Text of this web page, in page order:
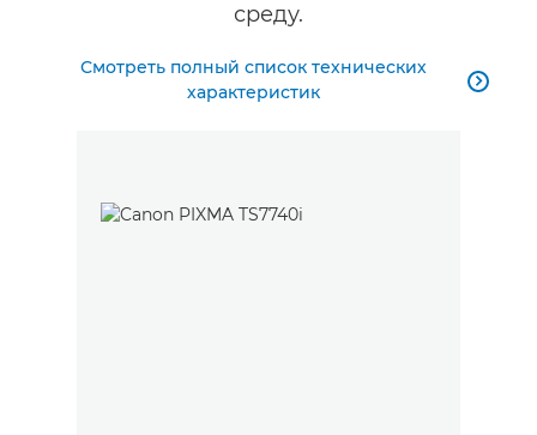
среду.
Смотреть полный список технических
характеристик
